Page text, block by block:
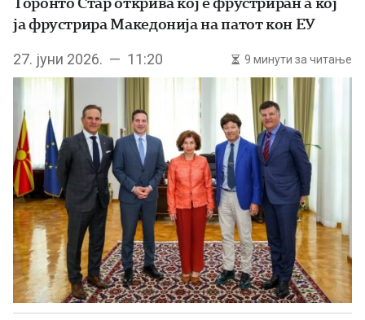
ја фрустрира Македонија на патот кон ЕУ
27. јуни 2026. — 11:20 9 минути за читање